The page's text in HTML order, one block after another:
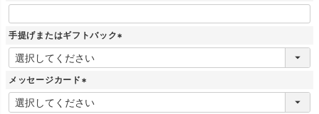
手提げまたはギフトバック
(
メッセージカード
(
必